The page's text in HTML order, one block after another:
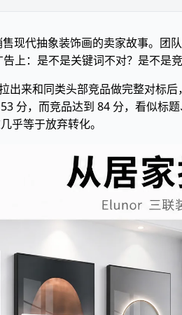
现代抽象装饰画的卖家故事。团
上：是不是关键词不对？是不是
出来和同类头部竞品做完整对标
分，而竞品达到 84 分，看似标
乎等于放弃转化。